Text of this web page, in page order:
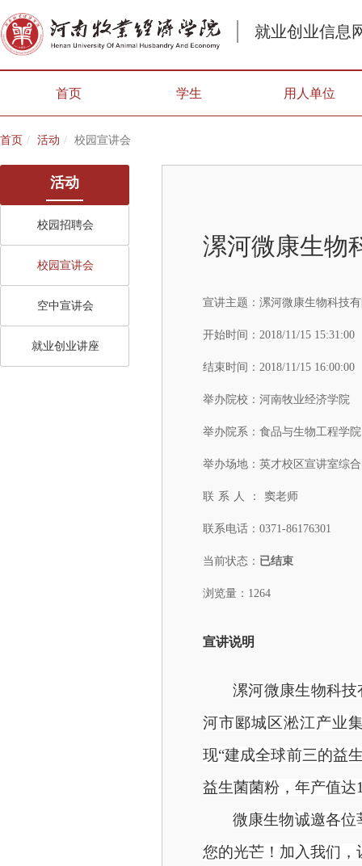
就业创业信息
首页 学生 用人单位
首页 活动 校园宣讲会
活动
校园招聘会
校园宣讲会
空中宣讲会
就业创业讲座
漯河微康生物
宣讲主题： 漯河微康生物科技
开始时间： 2018/11/15 15:31:00
结束时间： 2018/11/15 16:00:00
举办院校： 河南牧业经济学院
举办院系： 食品与生物工程学院
举办场地： 英才校区宣讲室综
联系人： 窦老师
联系电话： 0371-86176301
当前状态： 已结束
浏览量：1264
宣讲说明
漯河微康生物科
河市郾城区淞江产业
现“建成全球前三的益
益生菌菌粉，年产值
微康生物诚邀各
您的光芒！加入我们